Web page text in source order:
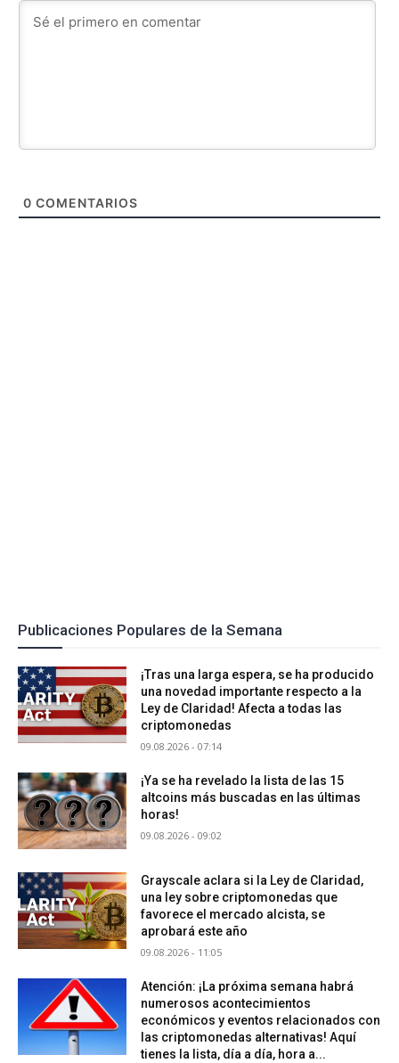
0 COMENTARIOS
Publicaciones Populares de la Semana
¡Tras una larga espera, se ha producido
una novedad importante respecto a la
Ley de Claridad! Afecta a todas las
criptomonedas
09.08.2026 - 07:14
¡Ya se ha revelado la lista de las 15
altcoins más buscadas en las últimas
horas!
09.08.2026 - 09:02
Grayscale aclara si la Ley de Claridad,
una ley sobre criptomonedas que
favorece el mercado alcista, se
aprobará este año
09.08.2026 - 11:05
Atención: ¡La próxima semana habrá
numerosos acontecimientos
económicos y eventos relacionados con
las criptomonedas alternativas! Aquí
tienes la lista, día a día, hora a...